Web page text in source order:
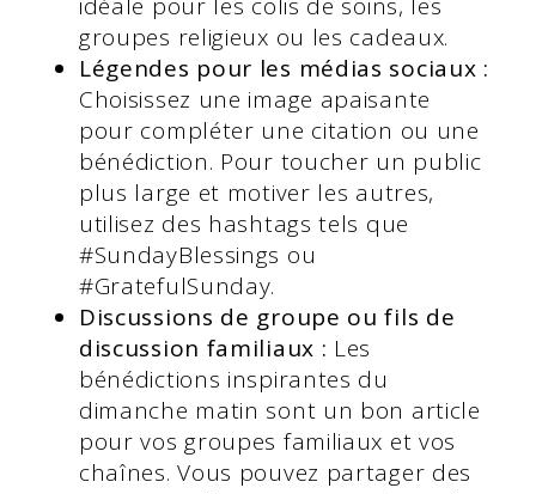
groupes religieux ou les cadeaux.
Légendes pour les médias sociaux :
Choisissez une image apaisante
pour compléter une citation ou une
bénédiction. Pour toucher un public
plus large et motiver les autres,
utilisez des hashtags tels que
#SundayBlessings ou
#GratefulSunday.
Discussions de groupe ou fils de
discussion familiaux : Les
bénédictions inspirantes du
dimanche matin sont un bon article
pour vos groupes familiaux et vos
chaînes. Vous pouvez partager des